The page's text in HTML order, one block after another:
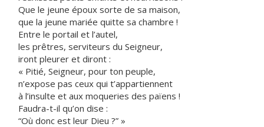
Que le jeune époux sorte de sa maison,
que la jeune mariée quitte sa chambre !
Entre le portail et l’autel,
les prêtres, serviteurs du Seigneur,
iront pleurer et diront :
« Pitié, Seigneur, pour ton peuple,
n’expose pas ceux qui t’appartiennent
à l’insulte et aux moqueries des païens !
Faudra-t-il qu’on dise :
“Où donc est leur Dieu ?” »